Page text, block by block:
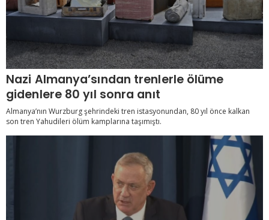
Nazi Almanya’sından trenlerle ölüme
gidenlere 80 yıl sonra anıt
Almanya’nın Wurzburg şehrindeki tren istasyonundan, 80 yıl önce kalkan
son tren Yahudileri ölüm kamplarına taşımıştı.